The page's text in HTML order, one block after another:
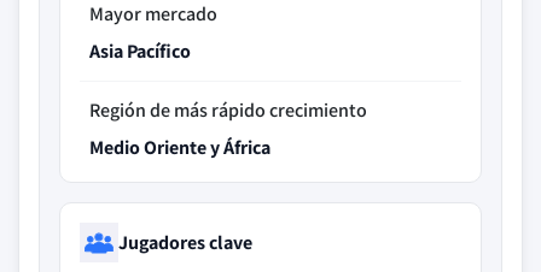
Mayor mercado
Asia Pacífico
Región de más rápido crecimiento
Medio Oriente y África
Jugadores clave